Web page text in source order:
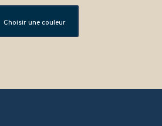
Choisir une couleur